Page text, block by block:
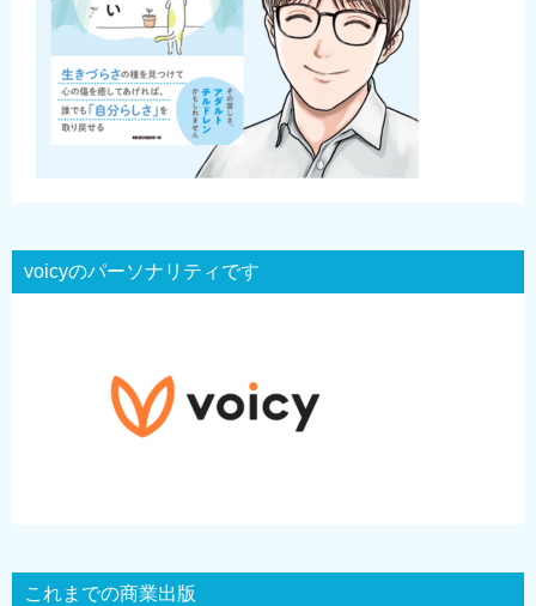
voicyのパーソナリティです
これまでの商業出版